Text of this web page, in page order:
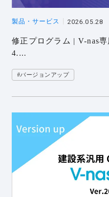
製品・サービス 2026.05.28
修正プログラム | V-nas
4....
#バージョンアップ